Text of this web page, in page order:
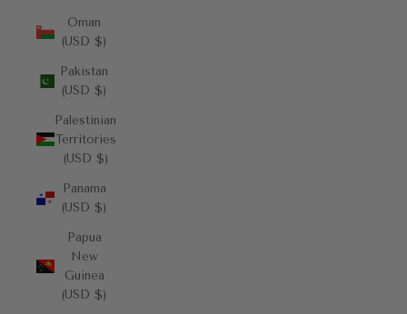
Oman
(USD $)
Pakistan
(USD $)
Palestinian
Territories
(USD $)
Panama
(USD $)
Papua
New
Guinea
(USD $)